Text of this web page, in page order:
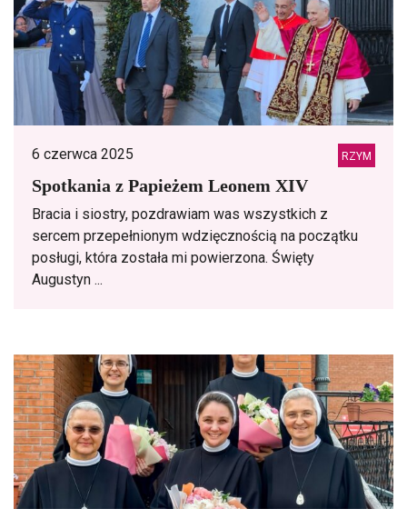
6 czerwca 2025 RZYM
Spotkania z Papieżem Leonem XIV
Bracia i siostry, pozdrawiam was wszystkich z
sercem przepełnionym wdzięcznością na początku
posługi, która została mi powierzona. Święty
Augustyn ...